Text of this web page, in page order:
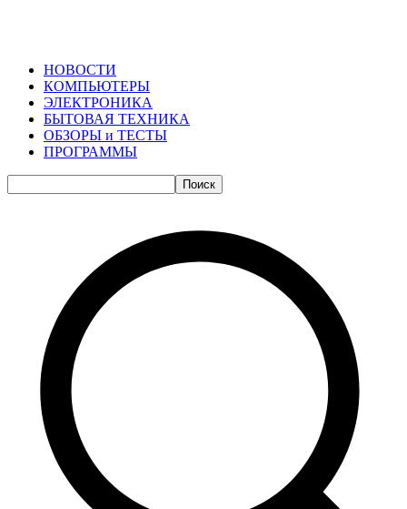
НОВОСТИ
КОМПЬЮТЕРЫ
ЭЛЕКТРОНИКА
БЫТОВАЯ ТЕХНИКА
ОБЗОРЫ и ТЕСТЫ
ПРОГРАММЫ
Поиск